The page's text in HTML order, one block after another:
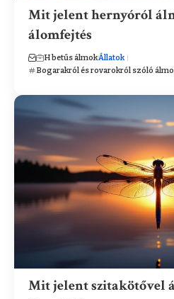
Mit jelent hernyóról
álomfejtés
H betűs álmokÁllatok
Bogarakról és rovarokról szóló
Mit jelent szitakötővel